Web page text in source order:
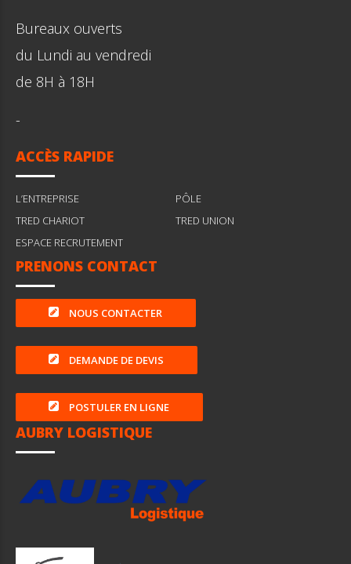
Bureaux ouverts
du Lundi au vendredi
de 8H à 18H
-
ACCÈS RAPIDE
L’ENTREPRISE
PÔLE
TRED CHARIOT
TRED UNION
ESPACE RECRUTEMENT
PRENONS CONTACT
NOUS CONTACTER
DEMANDE DE DEVIS
POSTULER EN LIGNE
AUBRY LOGISTIQUE